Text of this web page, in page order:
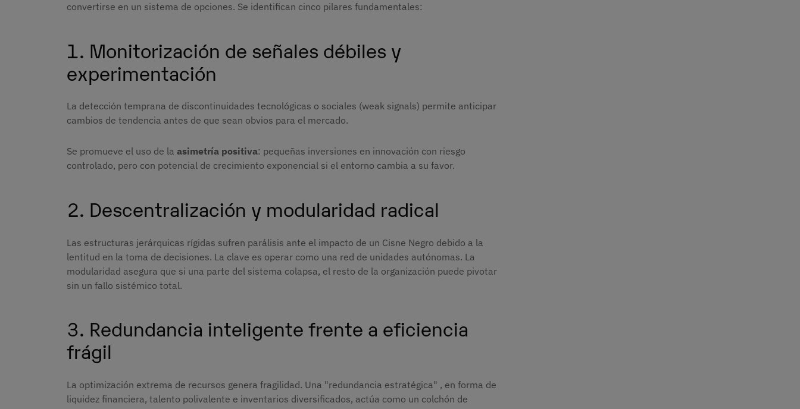
convertirse en un sistema de opciones. Se identifican cinco pilares fundamentales:
1. Monitorización de señales débiles y
experimentación
La detección temprana de discontinuidades tecnológicas o sociales (weak signals) permite anticipar
cambios de tendencia antes de que sean obvios para el mercado.
Se promueve el uso de la asimetría positiva: pequeñas inversiones en innovación con riesgo
controlado, pero con potencial de crecimiento exponencial si el entorno cambia a su favor.
2. Descentralización y modularidad radical
Las estructuras jerárquicas rígidas sufren parálisis ante el impacto de un Cisne Negro debido a la
lentitud en la toma de decisiones. La clave es operar como una red de unidades autónomas. La
modularidad asegura que si una parte del sistema colapsa, el resto de la organización puede pivotar
sin un fallo sistémico total.
3. Redundancia inteligente frente a eficiencia
frágil
La optimización extrema de recursos genera fragilidad. Una "redundancia estratégica" , en forma de
liquidez financiera, talento polivalente e inventarios diversificados, actúa como un colchón de